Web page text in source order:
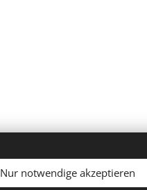
Nur notwendige akzeptieren